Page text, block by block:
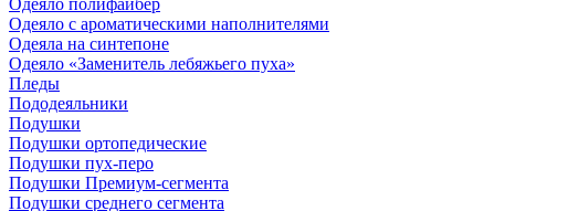
Одеяло полифайбер
Одеяло с ароматическими наполнителями
Одеяла на синтепоне
Одеяло «Заменитель лебяжьего пуха»
Пледы
Пододеяльники
Подушки
Подушки ортопедические
Подушки пух-перо
Подушки Премиум-сегмента
Подушки среднего сегмента